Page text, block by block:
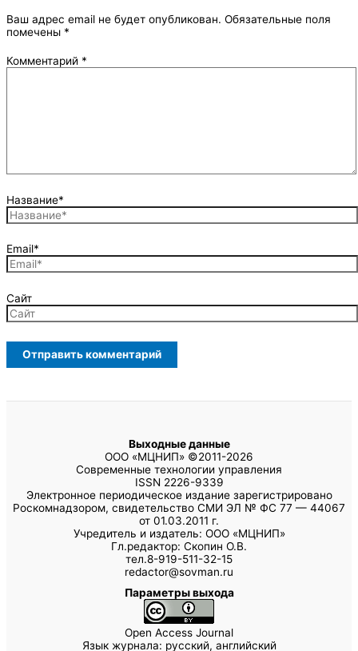
Ваш адрес email не будет опубликован. Обязательные поля
помечены *
Комментарий *
Название*
Email*
Сайт
Выходные данные
ООО «МЦНИП» ©2011-2026
Современные технологии управления
ISSN 2226-9339
Электронное периодическое издание зарегистрировано
Роскомнадзором, свидетельство СМИ ЭЛ № ФС 77 — 44067
от 01.03.2011 г.
Учредитель и издатель: ООО «МЦНИП»
Гл.редактор: Скопин О.В.
тел.8-919-511-32-15
redactor@sovman.ru
Параметры выхода
Open Access Journal
Язык журнала: русский, английский